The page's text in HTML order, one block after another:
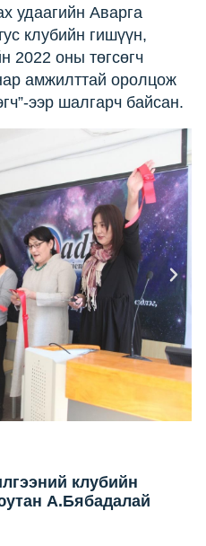
удаагийн Аварга
клубийн гишүүн,
2022 оны төгсөгч
амжилттай оролцож
ээр шалгарч байсан.
клубийн
А.Бябадалай